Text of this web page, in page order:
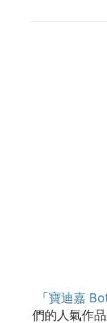
「 寶迪嘉
們的人氣作